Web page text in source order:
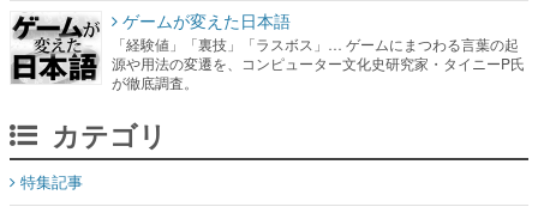
ゲームが変えた日本語
「経験値」「裏技」「ラスボス」… ゲームにまつわる言葉の起
源や用法の変遷を、コンピューター文化史研究家・タイニーP氏
が徹底調査。
カテゴリ
特集記事